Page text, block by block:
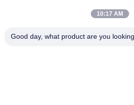
高品質な製品
10:17 AM
Good day, what product are you